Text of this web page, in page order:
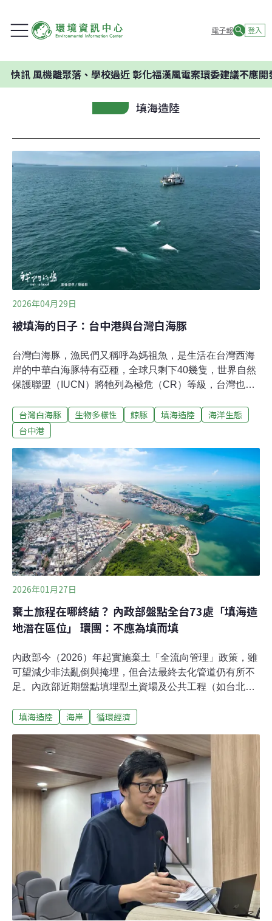
電子報 登入
離聚落、學校過近 彰化福漢風電案環委建議不應開發
填海造陸
2026年04月29日
被填海的日子：台中港與台灣白海豚
台灣白海豚，漁民們又稱呼為媽祖魚，是生活在台灣西海
岸的中華白海豚特有亞種，全球只剩下40幾隻，世界自然
保護聯盟（IUCN）將牠列為極危（CR）等級，台灣也納
地目前正面臨台中港新建填方區、台電五接和中油二接四
期擴建的威脅……台灣白海豚的生存危機海保署2020年公
栗、台中、彰化、雲林等縣市，面積763平方公里。台中
港是台灣白海豚生活的重要熱區之一，但是因為棲地劣
化、海洋污染、食源減少、漁業混獲、海上活動和水下噪
音，都讓白海豚面臨生存威脅。環團質疑台中港填海造陸
免環評台中港新建填方區海堤工程，預計填海造陸60公
頃，主要提供港區疏浚土方收容空間，以及風電、綠
（氫）能及LNG土地需求。監督施政聯盟執行長許心欣表
示，台中港新建填方區海堤工程，已放置18座沈箱和陸續
填埋土方，目前已填超過10公頃，預計今年底
台灣白海豚 生物多樣性 鯨豚 填海造陸
海洋生態
台中港
2026年01月27日
棄土旅程在哪終結？ 內政部盤點全台73處「填海造
地潛在區位」 環團：不應為填而填
內政部今（2026）年起實施棄土「全流向管理」政策，雖
可望減少非法亂倒與掩埋，但合法最終去化管道仍有所不
足。內政部近期盤點填埋型土資場及公共工程（如台北
用完。只要開發持續前進，大量棄土依然無處可去。行政
方案》，提出以港、陸、海三方向，盤點出全國共73處
「填海造地潛在區位」作為營建棄土的最終去處。填埋潛
力合計近20億方、約是50年產生量。國土署強調，潛在區
位僅是初步整合資訊，要有實際開發必要性，才有機會通
過後續審查。環保團體則對不同土方的環境風險有疑慮，
呼籲還是應從源頭著手，實施工地細拆解、細分類，提高
營建資源再利用，才能減少掩埋數量。行政院核定「陸海
港」最終去處，約可填埋50年全台源源不絕的營建棄土，
政府打算如何解決？台灣每年產生約3900～4600萬立方公
尺的營建棄土，中央其實早
填海造陸 海岸 循環經濟